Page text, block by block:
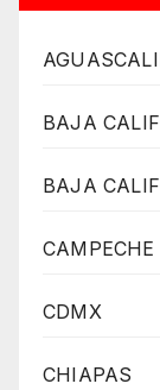
BAJA
BAJA
CAMPECHE
CDMX
CHIAPAS